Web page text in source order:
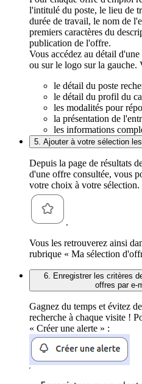
l'intitulé du poste, le lieu de
durée de travail, le nom de
premiers caractères du
publication de l'offre.
Vous accédez au détail
ou sur le logo sur la gauche.
le détail du poste
le détail du profil du
les modalités pour
la présentation de
les informations
5. Ajouter à votre sélection
Depuis la page de résultats
d'une offre consultée, vous
votre choix à votre
.
Vous les retrouverez ainsi
rubrique « Ma sélection
6. Enregistrer les critères
offres par e-
Gagnez du temps et évitez
recherche à chaque visite !
« Créer une alerte » :